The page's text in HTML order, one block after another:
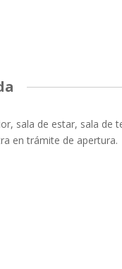
sala de estar, sala de
en trámite de apertura.